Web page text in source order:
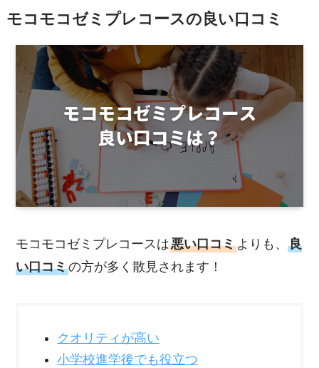
モコモコゼミプレコースの良い口コミ
モコモコゼミプレコースは悪い口コミよりも、良
い口コミの方が多く散見されます！
クオリティが高い
小学校進学後でも役立つ